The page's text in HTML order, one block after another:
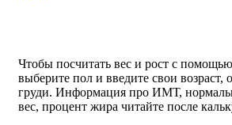
Чтобы посчитать вес и рост с
выберите пол и введите свои возраст,
груди. Информация про ИМТ,
вес, процент жира читайте после